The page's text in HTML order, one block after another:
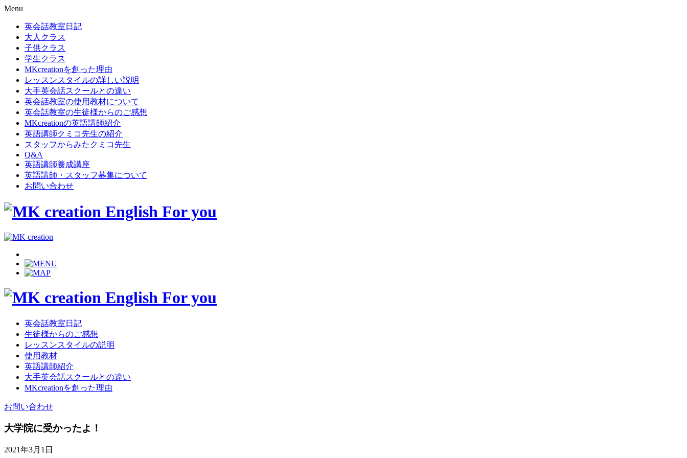
Menu
英会話教室日記
大人クラス
子供クラス
学生クラス
MKcreationを創った理由
レッスンスタイルの詳しい説明
大手英会話スクールとの違い
英会話教室の使用教材について
英会話教室の生徒様からのご感想
MKcreationの英語講師紹介
英語講師クミコ先生の紹介
スタッフからみたクミコ先生
Q&A
英語講師養成講座
英語講師・スタッフ募集について
お問い合わせ
英会話教室日記
生徒様からのご感想
レッスンスタイルの説明
使用教材
英語講師紹介
大手英会話スクールとの違い
MKcreationを創った理由
お問い合わせ
大学院に受かったよ！
2021年3月1日